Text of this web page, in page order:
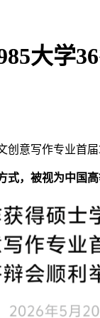
大学
创意写作专业首
式，被视为中国